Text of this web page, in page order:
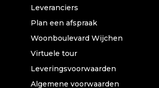
Leveranciers
Plan een afspraak
Woonboulevard Wijchen
Virtuele tour
Leveringsvoorwaarden
Algemene voorwaarden